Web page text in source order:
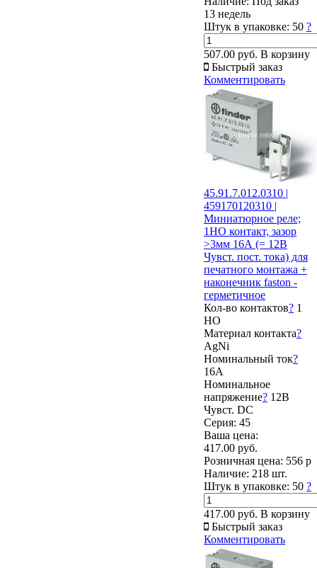
13 недель
Штук в упаковке: 50 ?
507.00 руб. В корзину
Быстрый заказ
Комментировать
45.91.7.012.0310 |
459170120310 |
Миниатюрное реле;
1НО контакт, зазор
>3мм 16А (= 12В
Чувст. пост. тока) для
печатного монтажа +
наконечник faston -
герметичное
Кол-во контактов? 1
НО
Материал контакта?
AgNi
Номинальный ток?
16А
Номинальное
напряжение? 12В
Чувст. DC
Серия: 45
Ваша цена:
417.00 руб.
Розничная цена: 556 р
Наличие: 218 шт.
Штук в упаковке: 50 ?
417.00 руб. В корзину
Быстрый заказ
Комментировать